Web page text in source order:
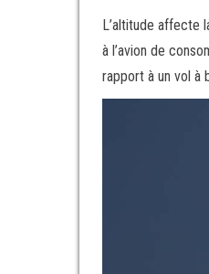
L’altitude affecte
à l’avion de
rapport à un vol à